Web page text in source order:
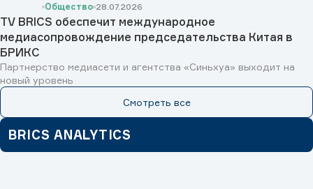
Общество 28.07.2026
TV BRICS обеспечит международное
медиасопровождение председательства Китая в
БРИКС
Партнерство медиасети и агентства «Синьхуа» выходит на
новый уровень
Смотреть все
BRICS ANALYTICS